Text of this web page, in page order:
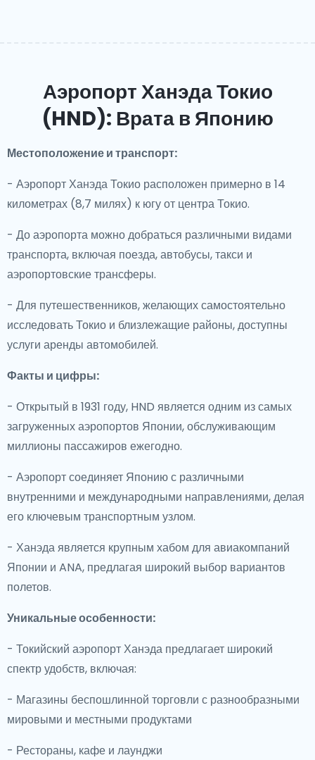
Аэропорт Ханэда Токио
(HND): Врата в Японию
Местоположение и транспорт:
- Аэропорт Ханэда Токио расположен примерно в 14
километрах (8,7 милях) к югу от центра Токио.
- До аэропорта можно добраться различными видами
транспорта, включая поезда, автобусы, такси и
аэропортовские трансферы.
- Для путешественников, желающих самостоятельно
исследовать Токио и близлежащие районы, доступны
услуги аренды автомобилей.
Факты и цифры:
- Открытый в 1931 году, HND является одним из самых
загруженных аэропортов Японии, обслуживающим
миллионы пассажиров ежегодно.
- Аэропорт соединяет Японию с различными
внутренними и международными направлениями, делая
его ключевым транспортным узлом.
- Ханэда является крупным хабом для авиакомпаний
Японии и ANA, предлагая широкий выбор вариантов
полетов.
Уникальные особенности:
- Токийский аэропорт Ханэда предлагает широкий
спектр удобств, включая:
- Магазины беспошлинной торговли с разнообразными
мировыми и местными продуктами
- Рестораны, кафе и лаунджи